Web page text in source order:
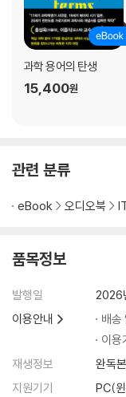
3장. 오늘날 과학의 위
13 안드레아스 베살리
해부학, 의학의 중심부
14 프랜시스 베이컨 《신
15 로버트 훅 《마이크로
고래는 언제부터 포유류
17 그레고어 멘델 《식물
18 제임스 왓슨 《이중나
DNA는 어떻게 유전 물
과학 용어의 탄생
15,400원
관련 분류
eBook 오디오북
품목정보
발행일
2026
이용안내
배송
이용
재생정보
완독
지원기기
PC(